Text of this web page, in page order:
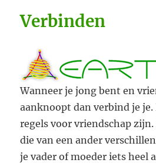
Verbinden
Wanneer je jong bent en
aanknoopt dan verbind je je.
regels voor vriendschap
die van een ander
je vader of moeder iets heel